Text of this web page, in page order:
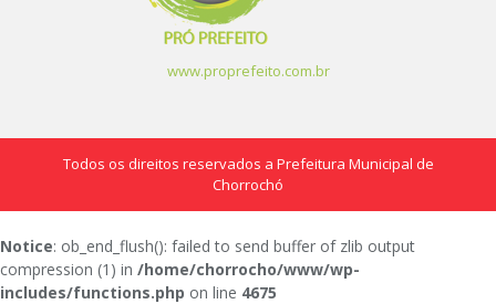
www.proprefeito.com.br
Todos os direitos reservados a Prefeitura Municipal de
Chorrochó
Notice: ob_end_flush(): failed to send buffer of zlib output
compression (1) in /home/chorrocho/www/wp-
includes/functions.php on line 4675